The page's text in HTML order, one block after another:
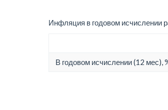
Инфляция в годовом исчислении
В годовом исчислении (12 мес),